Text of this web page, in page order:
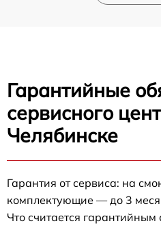
Гарантийные
сервисного
Челябинске
Гарантия от сервиса: на
комплектующие — до 3
Что считается гарантийным